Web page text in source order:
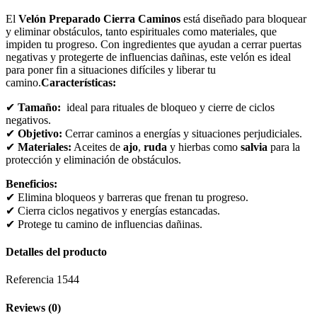
El Velón Preparado Cierra Caminos está diseñado para bloquear
y eliminar obstáculos, tanto espirituales como materiales, que
impiden tu progreso. Con ingredientes que ayudan a cerrar puertas
negativas y protegerte de influencias dañinas, este velón es ideal
para poner fin a situaciones difíciles y liberar tu
camino.Características:
✔ Tamaño: ideal para rituales de bloqueo y cierre de ciclos
negativos.
✔ Objetivo: Cerrar caminos a energías y situaciones perjudiciales.
✔ Materiales: Aceites de ajo, ruda y hierbas como salvia para la
protección y eliminación de obstáculos.
Beneficios:
✔ Elimina bloqueos y barreras que frenan tu progreso.
✔ Cierra ciclos negativos y energías estancadas.
✔ Protege tu camino de influencias dañinas.
Detalles del producto
Referencia 1544
Reviews (0)